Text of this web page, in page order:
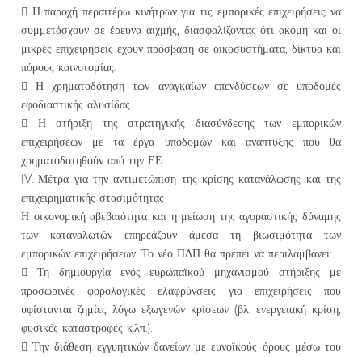
 Η παροχή περαιτέρω κινήτρων για τις εμπορικές επιχειρήσεις να
συμμετάσχουν σε έρευνα αιχμής, διασφαλίζοντας ότι ακόμη και οι
μικρές επιχειρήσεις έχουν πρόσβαση σε οικοσυστήματα, δίκτυα και
πόρους καινοτομίας.
 Η χρηματοδότηση των αναγκαίων επενδύσεων σε υποδομές
εφοδιαστικής αλυσίδας.
 Η στήριξη της στρατηγικής διασύνδεσης των εμπορικών
επιχειρήσεων με τα έργα υποδομών και ανάπτυξης που θα
χρηματοδοτηθούν από την ΕΕ.
IV. Μέτρα για την αντιμετώπιση της κρίσης κατανάλωσης και της
επιχειρηματικής στασιμότητας
Η οικονομική αβεβαιότητα και η μείωση της αγοραστικής δύναμης
των καταναλωτών επηρεάζουν άμεσα τη βιωσιμότητα των
εμπορικών επιχειρήσεων. Το νέο ΠΔΠ θα πρέπει να περιλαμβάνει:
 Τη δημιουργία ενός ευρωπαϊκού μηχανισμού στήριξης με
προσωρινές φορολογικές ελαφρύνσεις για επιχειρήσεις που
υφίστανται ζημίες λόγω εξωγενών κρίσεων (βλ. ενεργειακή κρίση,
φυσικές καταστροφές κ.λπ.).
 Την διάθεση εγγυητικών δανείων με ευνοϊκούς όρους μέσω του